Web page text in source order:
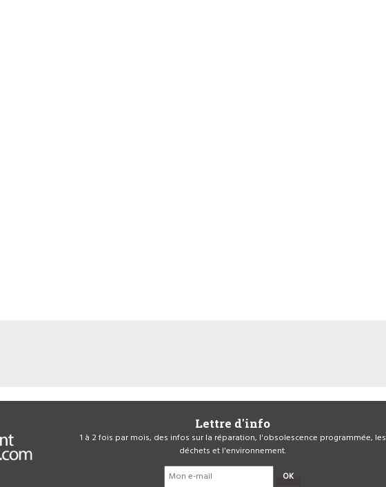
Lettre d'info
1 à 2 fois par mois, des infos sur la réparation, l'obsolescence programmée, les
déchets et l'environnement.
OK